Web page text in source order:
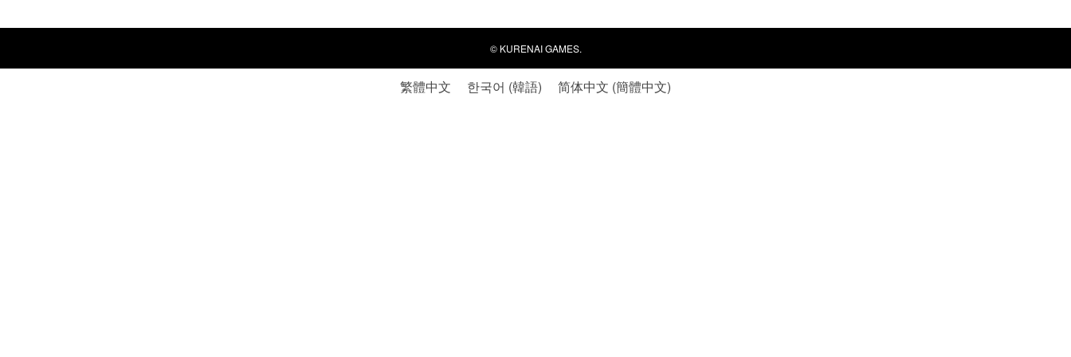
©KURENAI GAMES.
繁體中文 한국어 (韓語) 简体中文 (簡體中文)